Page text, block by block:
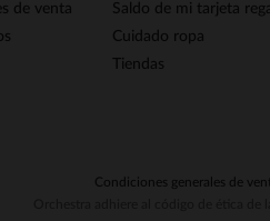
de venta
Saldo de mi tarjeta
Cuidado ropa
Tiendas
Condiciones generales de